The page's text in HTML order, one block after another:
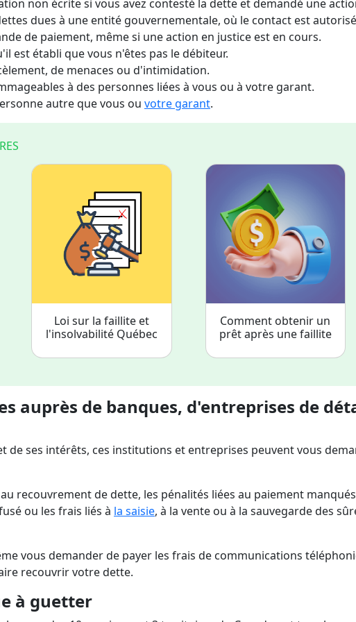
non écrite si vous avez contesté la dette et demandé une
dues à une entité gouvernementale, où le contact est autorisé
de paiement, même si une action en justice est en cours.
est établi que vous n'êtes pas le débiteur.
de menaces ou d'intimidation.
à des personnes liées à vous ou à votre garant.
autre que vous ou votre garant.
Loi sur la faillite et
l'insolvabilité Québec
Comment obtenir un
prêt après une faillite
auprès de banques, d'entreprises de
de ses intérêts, ces institutions et entreprises peuvent vous
recouvrement de dette, les pénalités liées au paiement manqués
ou les frais liés à la saisie, à la vente ou à la sauvegarde des
vous demander de payer les frais de communications
recouvrir votre dette.
à guetter